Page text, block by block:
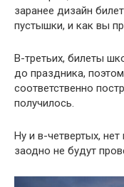
заранее дизайн
пустышки, и как вы
В-третьих, билеты
до праздника,
соответственно
получилось.
Ну и в-четвертых, нет
заодно не будут